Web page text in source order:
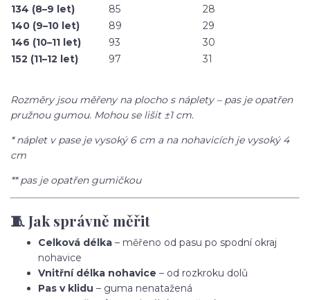
134 (8–9 let)
85
28
140 (9–10 let)
89
29
146 (10–11 let)
93
30
152 (11–12 let)
97 31
Rozměry jsou měřeny na plocho s náplety – pas je opatřen
pružnou gumou. Mohou se lišit ±1 cm.
* náplet v pase je vysoký 6 cm a na nohavicích je vysoký 4
cm
** pas je opatřen gumičkou
🧵 Jak správně měřit
Celková délka – měřeno od pasu po spodní okraj
nohavice
Vnitřní délka nohavice – od rozkroku dolů
Pas v klidu – guma nenatažená